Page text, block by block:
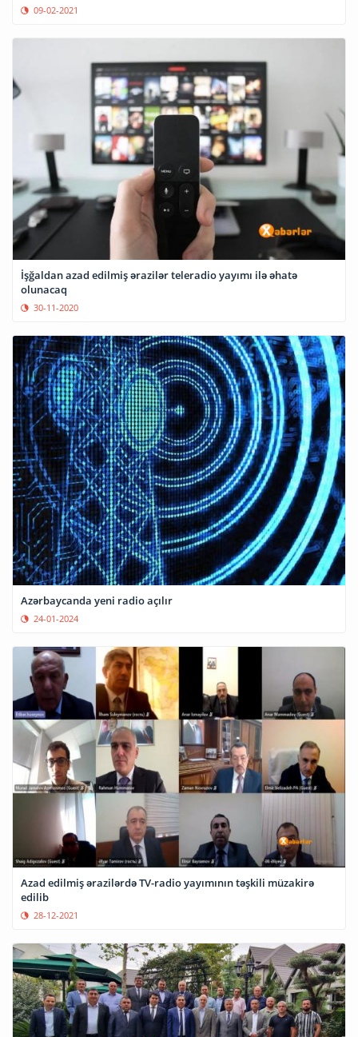
09-02-2021
İşğaldan azad edilmiş ərazilər teleradio yayımı ilə əhatə
olunacaq
30-11-2020
Azərbaycanda yeni radio açılır
24-01-2024
Azad edilmiş ərazilərdə TV-radio yayımının təşkili müzakirə
edilib
28-12-2021